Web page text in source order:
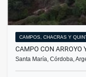
CAMPOS, CHACRAS Y
CAMPO CON ARROYO
Santa María, Córdoba,